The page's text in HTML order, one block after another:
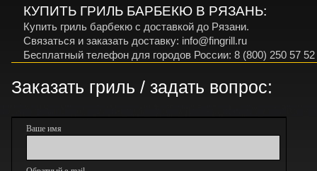
КУПИТЬ ГРИЛЬ БАРБЕКЮ В РЯЗАНЬ:
Купить гриль барбекю с доставкой до Рязани.
Связаться и заказать доставку: info@fingrill.ru
Бесплатный телефон для городов России: 8 (800) 250 57 52
Заказать гриль / задать вопрос:
Ваше имя